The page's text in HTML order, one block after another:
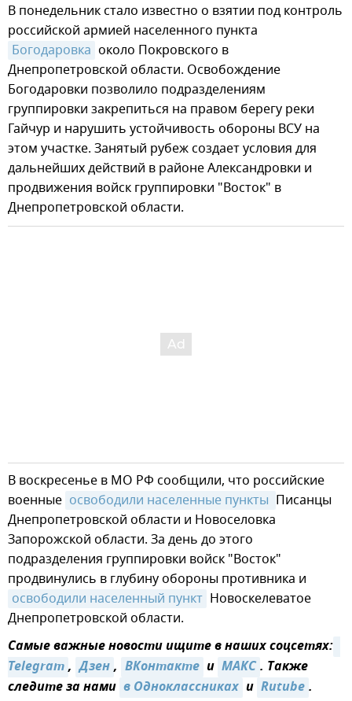
В понедельник стало известно о взятии под контроль
российской армией населенного пункта
Богодаровка около Покровского в
Днепропетровской области. Освобождение
Богодаровки позволило подразделениям
группировки закрепиться на правом берегу реки
Гайчур и нарушить устойчивость обороны ВСУ на
этом участке. Занятый рубеж создает условия для
дальнейших действий в районе Александровки и
продвижения войск группировки "Восток" в
Днепропетровской области.
В воскресенье в МО РФ сообщили, что российские
военные освободили населенные пункты Писанцы
Днепропетровской области и Новоселовка
Запорожской области. За день до этого
подразделения группировки войск "Восток"
продвинулись в глубину обороны противника и
освободили населенный пункт Новоскелеватое
Днепропетровской области.
Самые важные новости ищите в наших соцсетях:
Telegram, Дзен, ВКонтакте и MAКС. Также
следите за нами в Одноклассниках и Rutube.